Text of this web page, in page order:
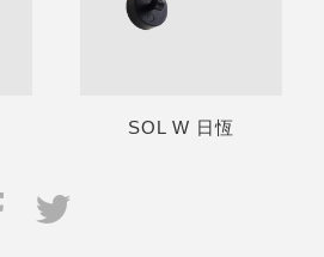
SOL W 日恆